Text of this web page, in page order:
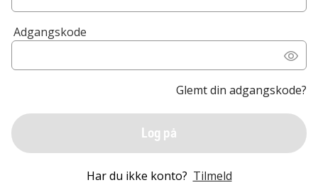
Adgangskode
Glemt din adgangskode?
Log på
Har du ikke konto? Tilmeld